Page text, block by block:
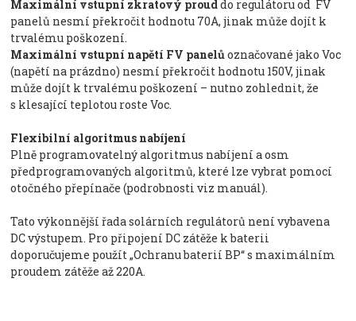
Maximální vstupní zkratový prouddo regulátoru od FV
panelů nesmí překročit hodnotu 70A, jinak může dojít k
trvalému poškození.
Maximální vstupní napětí FV panelů označované jako Voc
(napětí na prázdno) nesmí překročit hodnotu 150V, jinak
může dojít k trvalému poškození – nutno zohlednit, že
s klesající teplotou roste Voc.
Flexibilní algoritmus nabíjení
Plně programovatelný algoritmus nabíjení a osm
předprogramovaných algoritmů, které lze vybrat pomocí
otočného přepínače (podrobnosti viz manuál).
Tato výkonnější řada solárních regulátorů není vybavena
DC výstupem. Pro připojení DC zátěže k baterii
doporučujeme použít „Ochranu baterií BP“ s maximálním
proudem zátěže až 220A.